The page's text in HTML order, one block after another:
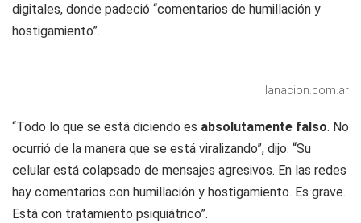
digitales, donde padeció “comentarios de humillación y
hostigamiento”.
lanacion.com.ar
“Todo lo que se está diciendo es absolutamente falso. No
ocurrió de la manera que se está viralizando”, dijo. “Su
celular está colapsado de mensajes agresivos. En las redes
hay comentarios con humillación y hostigamiento. Es grave.
Está con tratamiento psiquiátrico”.